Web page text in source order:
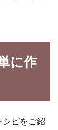
に作
ピをご紹